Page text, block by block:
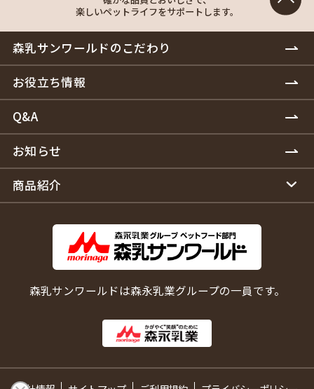
楽しいペットライフをサポートします。
森乳サンワールドのこだわり
お役立ち情報
Q&A
お知らせ
商品紹介
森乳サンワールドは森永乳業グループの一員です。